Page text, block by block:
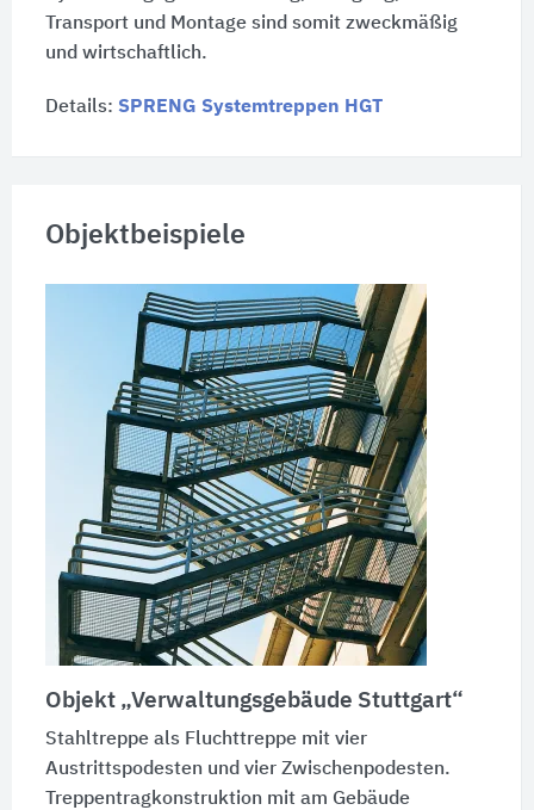
Transport und Montage sind somit zweckmäßig
und wirtschaftlich.
Details: SPRENG Systemtreppen HGT
Objektbeispiele
Objekt „Verwaltungsgebäude Stuttgart“
Stahltreppe als Fluchttreppe mit vier
Austrittspodesten und vier Zwischenpodesten.
Treppentragkonstruktion mit am Gebäude